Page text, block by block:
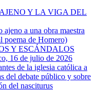
Y LA VIGA DEL
a una obra maestra
poema de Homero)
Y ESCÁNDALOS
16 de julio de 2026
de la iglesia católica a
del debate público y sobre
del nasciturus